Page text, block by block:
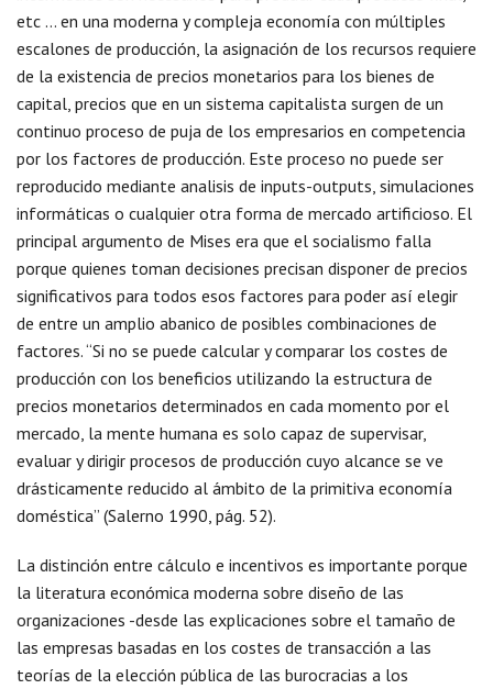
etc … en una moderna y compleja economía con múltiples
escalones de producción, la asignación de los recursos requiere
de la existencia de precios monetarios para los bienes de
capital, precios que en un sistema capitalista surgen de un
continuo proceso de puja de los empresarios en competencia
por los factores de producción. Este proceso no puede ser
reproducido mediante analisis de inputs-outputs, simulaciones
informáticas o cualquier otra forma de mercado artificioso. El
principal argumento de Mises era que el socialismo falla
porque quienes toman decisiones precisan disponer de precios
significativos para todos esos factores para poder así elegir
de entre un amplio abanico de posibles combinaciones de
factores. “Si no se puede calcular y comparar los costes de
producción con los beneficios utilizando la estructura de
precios monetarios determinados en cada momento por el
mercado, la mente humana es solo capaz de supervisar,
evaluar y dirigir procesos de producción cuyo alcance se ve
drásticamente reducido al ámbito de la primitiva economía
doméstica” (Salerno 1990, pág. 52).
La distinción entre cálculo e incentivos es importante porque
la literatura económica moderna sobre diseño de las
organizaciones -desde las explicaciones sobre el tamaño de
las empresas basadas en los costes de transacción a las
teorías de la elección pública de las burocracias a los